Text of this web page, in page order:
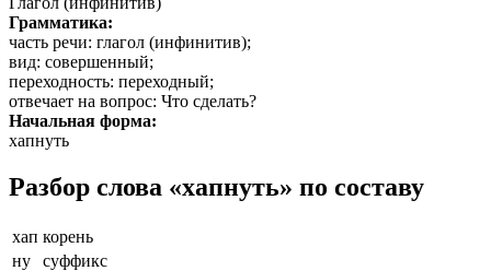
Грамматика:
часть речи: глагол (инфинитив);
вид: совершенный;
переходность: переходный;
отвечает на вопрос: Что сделать?
Начальная форма:
хапнуть
Разбор слова «хапнуть» по составу
хап корень
ну
суффикс